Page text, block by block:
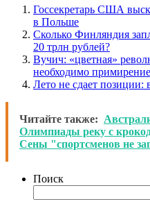
Госсекретарь США
в Польше
Сколько Финляндия
20 трлн рублей?
Вучич: «цветная»
необходимо примирение
Лето не сдает позиции:
Читайте также:
Олимпиады реку с
Сены "спортсменов не
Поиск